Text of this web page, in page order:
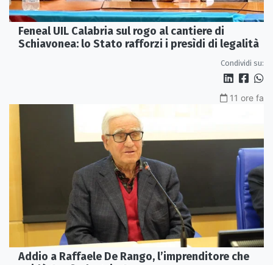
Feneal UIL Calabria sul rogo al cantiere di
Schiavonea: lo Stato rafforzi i presìdi di legalità
Condividi su:
11 ore fa
Addio a Raffaele De Rango, l’imprenditore che